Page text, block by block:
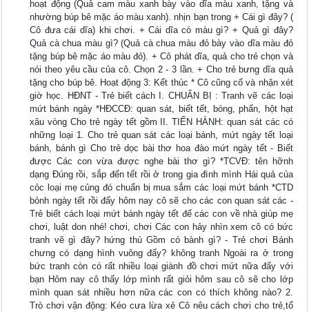
hoạt động (Quả cam màu xanh bày vào dĩa màu xanh, tặng và
nhường búp bê mặc áo màu xanh). nhịn bạn trong + Cái gì đây? (
Cô đưa cái dĩa) khi chơi. + Cái dĩa có màu gì? + Quả gì đây?
Quả cà chua màu gì? (Quả cà chua màu đỏ bày vào dĩa màu đỏ
tặng búp bê mặc áo màu đỏ). + Cô phát dĩa, quả cho trẻ chọn và
nói theo yêu cầu của cô. Chọn 2 - 3 lần. + Cho trẻ bưng dĩa quả
tặng cho búp bê. Hoạt động 3: Kết thúc * Cô cũng cố và nhận xét
giờ học. HĐNT - Trẻ biết cách I. CHUẨN BỊ : Tranh vẽ các loại
mứt bánh ngày *HĐCCĐ: quan sát, biết tết, bóng, phấn, hột hạt
xâu vòng Cho trẻ ngày tết gồm II. TIẾN HÀNH: quan sát các có
những loại 1. Cho trẻ quan sát các loại bánh, mứt ngày tết loại
bánh, bánh gì Cho trẻ dọc bài thơ hoa đào mứt ngày tết - Biết
được Các con vừa được nghe bài thơ gì? *TCVĐ: tên hỡnh
dạng Đúng rồi, sắp đến tết rồi ở trong gia đình mình Hái quả của
cỏc loại mẹ củng đó chuẩn bị mua sắm các loại mứt bánh *CTD
bỏnh ngày tết rồi đấy hôm nay cô sẽ cho các con quan sát các -
Trẻ biết cách loại mứt bánh ngày tết để các con về nhà giúp mẹ
chơi, luật don nhé! chơi, chơi Các con hảy nhìn xem cô có bức
tranh vẽ gì đây? hứng thú Gồm có bành gì? - Trẻ chơi Bánh
chưng có dạng hình vuông đấy? không tranh Ngoài ra ở trong
bức tranh còn có rất nhiều loại giành đồ chơi mứt nữa đấy với
bạn Hôm nay cô thấy lớp mình rất giỏi hôm sau cô sẽ cho lớp
mình quan sát nhiều hơn nữa các con có thích không nào? 2.
Trò chơi vận động: Kéo cưa lừa xẻ Cô nêu cách chơi cho trẻ,tổ